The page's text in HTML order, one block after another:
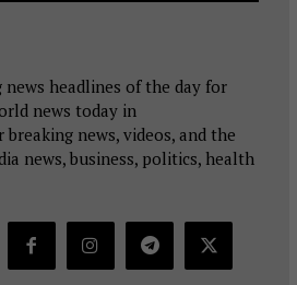
headlines of the day for
news today in
news, videos, and the
news, business, politics, health